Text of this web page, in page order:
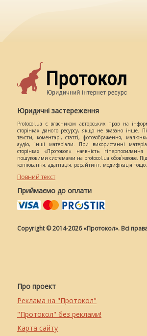
Юридичні застереження
Protocol.ua є власником авторських прав на
сторінках даного ресурсу, якщо не вказано інше.
тексти, коментарі, статті, фотозображення,
аудіо, інші матеріали. При використанні
сторінках «Протокол» наявність гіперпосилання
пошуковими системами на protocol.ua обов`язкове.
копіювання, адаптація, рерайтинг, модифікація тощо.
Повний текст
Приймаємо до оплати
Copyright © 2014-2026 «Протокол». Всі
Про проект
Реклама на "Протокол"
"Протокол" без реклами!
Карта сайту